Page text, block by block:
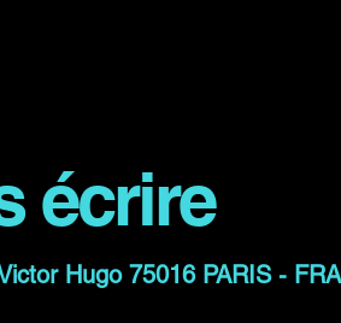
écrire
Hugo 75016 PARIS -